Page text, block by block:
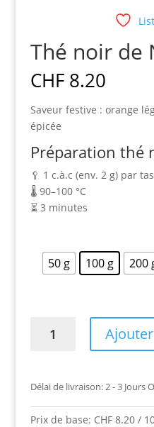
Thé noir de
CHF8.20
Saveur festive : orange
épicée
Préparation thé
🥄 1 c.à.c (env. 2 g) par
🌡️ 90–100 °C
⏳ 3 minutes
50 g 100 g 200
Noël
Délai de livraison:2 - 3 Jours
Prix de base: CHF8.20/